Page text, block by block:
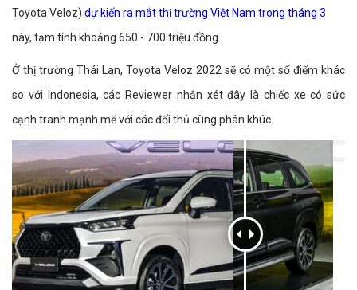
Toyota Veloz) dự kiến ra mắt thị trường Việt Nam trong tháng 3
này, tạm tính khoảng 650 - 700 triệu đồng.
Ở thị trường Thái Lan, Toyota Veloz 2022 sẽ có một số điểm khác
so với Indonesia, các Reviewer nhận xét đây là chiếc xe có sức
cạnh tranh mạnh mẽ với các đối thủ cùng phân khúc.